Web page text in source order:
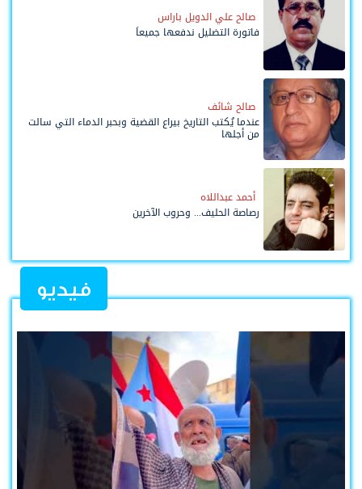
صالح علي الدويل باراس
فاتورة التضليل ندفعها جميعاً
صالح شائف
عندما يُكتب التاريخ بيراع القضية وبحبر الدماء التي سالت
من أجلها
أحمد عبداللاه
رصاصة الحليف... وحروب الآخرين
فيديو